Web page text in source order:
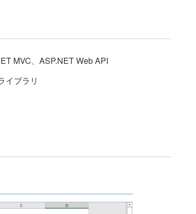
MVC、ASP.NET Web API
イブラリ